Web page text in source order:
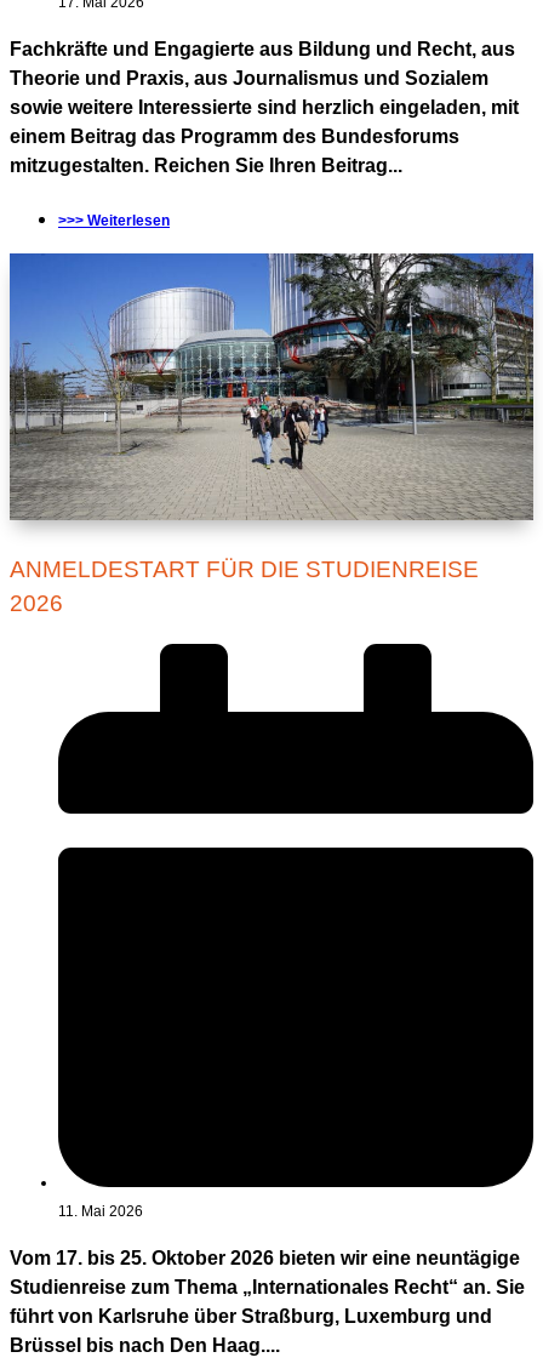
Fachkräfte und Engagierte aus Bildung und Recht, aus
Theorie und Praxis, aus Journalismus und Sozialem
sowie weitere Interessierte sind herzlich eingeladen, mit
einem Beitrag das Programm des Bundesforums
mitzugestalten. Reichen Sie Ihren Beitrag...
>>> Weiterlesen
ANMELDESTART FÜR DIE STUDIENREISE
2026
11. Mai 2026
Vom 17. bis 25. Oktober 2026 bieten wir eine neuntägige
Studienreise zum Thema „Internationales Recht“ an. Sie
führt von Karlsruhe über Straßburg, Luxemburg und
Brüssel bis nach Den Haag....